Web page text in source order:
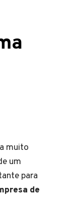
muito
um
para
de